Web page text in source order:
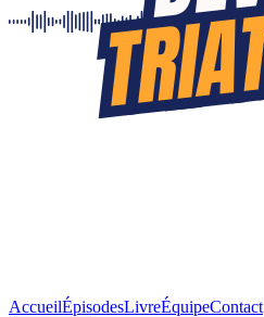
AccueilÉpisodesLivreÉquipeContact